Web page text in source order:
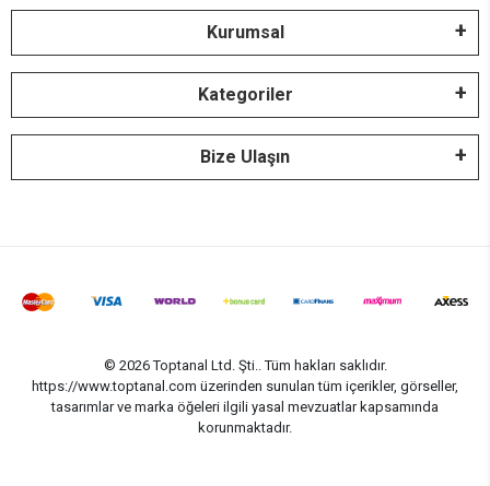
Kurumsal
Kategoriler
Bize Ulaşın
© 2026 Toptanal Ltd. Şti.. Tüm hakları saklıdır.
https://www.toptanal.com üzerinden sunulan tüm içerikler, görseller,
tasarımlar ve marka öğeleri ilgili yasal mevzuatlar kapsamında
korunmaktadır.